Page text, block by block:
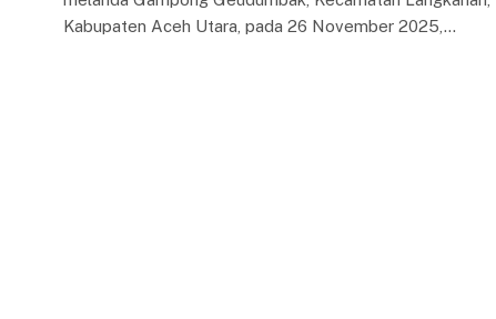
Kabupaten Aceh Utara, pada 26 November 2025,…